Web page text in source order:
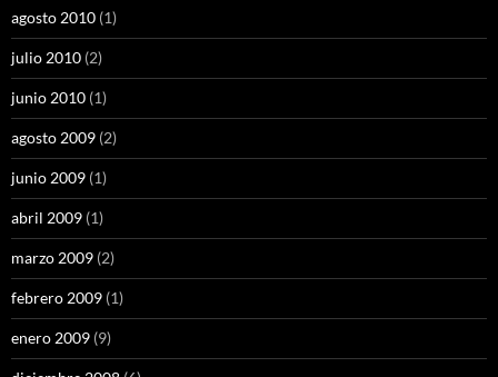
agosto 2010 (1)
julio 2010 (2)
junio 2010 (1)
agosto 2009 (2)
junio 2009 (1)
abril 2009 (1)
marzo 2009 (2)
febrero 2009 (1)
enero 2009 (9)